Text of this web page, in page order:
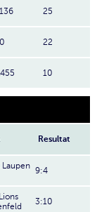
25
22
10
Resultat
Laupen 9:4
3:10